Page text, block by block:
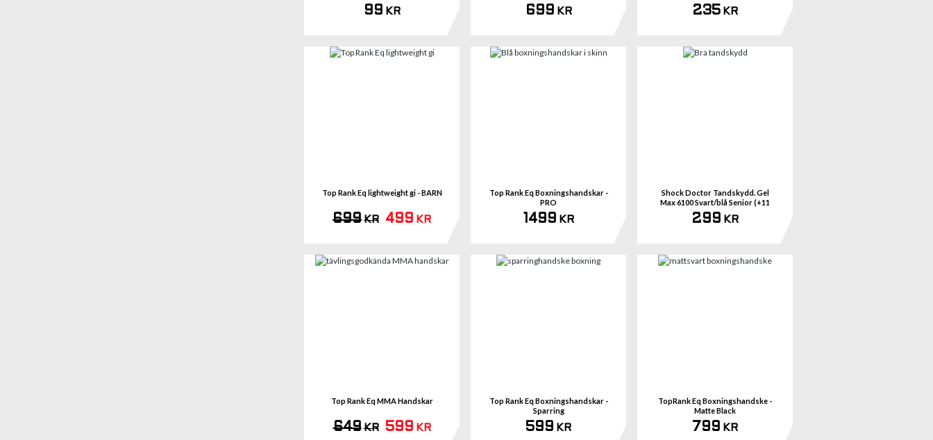
99 KR 699 KR 235 KR
Top Rank Eq lightweight gi - BARN
699 KR 499 KR
Top Rank Eq Boxningshandskar -
PRO
1499 KR
Shock Doctor Tandskydd. Gel
Max 6100 Svart/blå Senior (+11
år)
299 KR
Top Rank Eq MMA Handskar
649 KR 599 KR
Top Rank Eq Boxningshandskar -
Sparring
599 KR
TopRank Eq Boxningshandske -
Matte Black
799 KR